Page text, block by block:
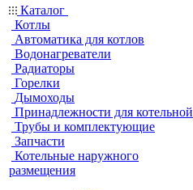
Каталог
Котлы
Автоматика для котлов
Водонагреватели
Радиаторы
Горелки
Дымоходы
Принадлежности для котельной
Трубы и комплектующие
Запчасти
Котельные наружного
размещения